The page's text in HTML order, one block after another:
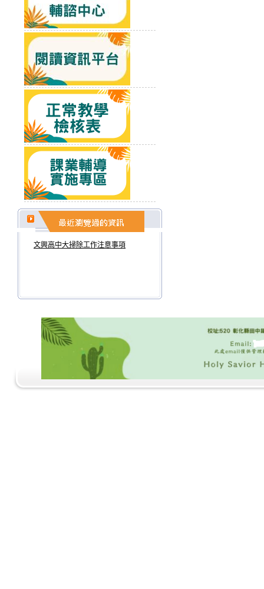
文興高中大掃除工作注意事項